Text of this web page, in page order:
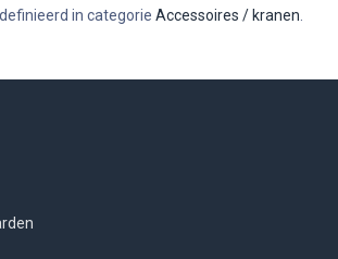
in categorie Accessoires / kranen